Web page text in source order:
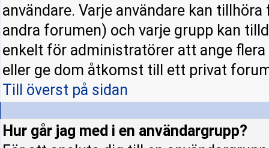
användare. Varje användare kan
andra forumen) och varje grupp kan
enkelt för administratörer att ange
eller ge dom åtkomst till ett privat
Till överst på sidan
Hur går jag med i en användargrupp?